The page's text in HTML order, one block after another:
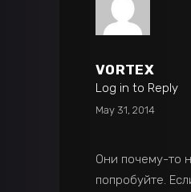
VORTEX
Log in to Reply
May 31, 2014
Они почему-то
попробуйте.